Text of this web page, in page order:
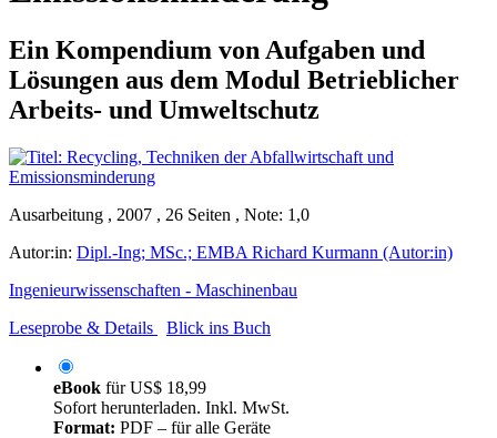
Ein Kompendium von Aufgaben und
Lösungen aus dem Modul Betrieblicher
Arbeits- und Umweltschutz
Ausarbeitung , 2007 , 26 Seiten , Note: 1,0
Autor:in: Dipl.-Ing; MSc.; EMBA Richard Kurmann (Autor:in)
Ingenieurwissenschaften - Maschinenbau
Leseprobe & Details
Blick ins Buch
eBook fürUS$ 18,99
Sofort herunterladen. Inkl. MwSt.
Format: PDF – für alle Geräte